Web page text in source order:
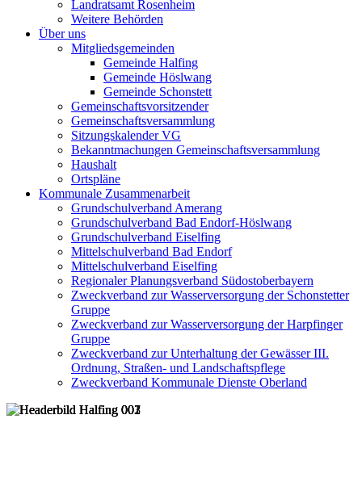
Landratsamt Rosenheim
Weitere Behörden
Über uns
Mitgliedsgemeinden
Gemeinde Halfing
Gemeinde Höslwang
Gemeinde Schonstett
Gemeinschaftsvorsitzender
Gemeinschaftsversammlung
Sitzungskalender VG
Bekanntmachungen Gemeinschaftsversammlung
Haushalt
Ortspläne
Kommunale Zusammenarbeit
Grundschulverband Amerang
Grundschulverband Bad Endorf-Höslwang
Grundschulverband Eiselfing
Mittelschulverband Bad Endorf
Mittelschulverband Eiselfing
Regionaler Planungsverband Südostoberbayern
Zweckverband zur Wasserversorgung der Schonstetter
Gruppe
Zweckverband zur Wasserversorgung der Harpfinger
Gruppe
Zweckverband zur Unterhaltung der Gewässer III.
Ordnung, Straßen- und Landschaftspflege
Zweckverband Kommunale Dienste Oberland